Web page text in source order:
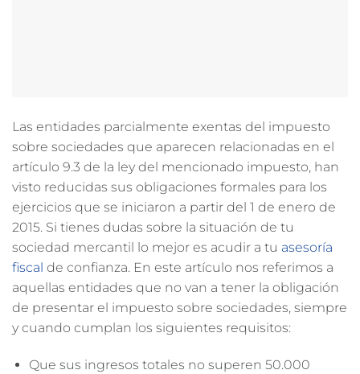
Las entidades parcialmente exentas del impuesto
sobre sociedades que aparecen relacionadas en el
artículo 9.3 de la ley del mencionado impuesto, han
visto reducidas sus obligaciones formales para los
ejercicios que se iniciaron a partir del 1 de enero de
2015. Si tienes dudas sobre la situación de tu
sociedad mercantil lo mejor es acudir a tu asesoría
fiscal de confianza. En este artículo nos referimos a
aquellas entidades que no van a tener la obligación
de presentar el impuesto sobre sociedades, siempre
y cuando cumplan los siguientes requisitos:
Que sus ingresos totales no superen 50.000